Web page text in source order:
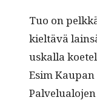
Tuo on
kieltävä
uskalla
Esim